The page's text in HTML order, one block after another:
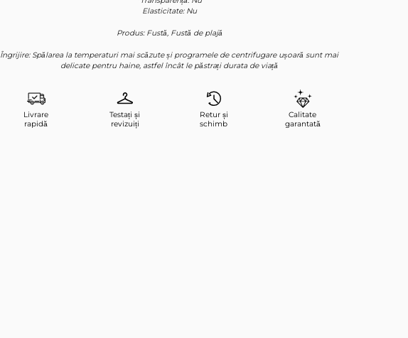
Elasticitate: Nu
Produs: Fustă, Fustă de plajă
Îngrijire: Spălarea la temperaturi mai scăzute și programele de centrifugare ușoară sunt mai
delicate pentru haine, astfel încât le păstrați durata de viață
Livrare
rapidă
Testați și
revizuiți
Retur și
schimb
Calitate
garantată